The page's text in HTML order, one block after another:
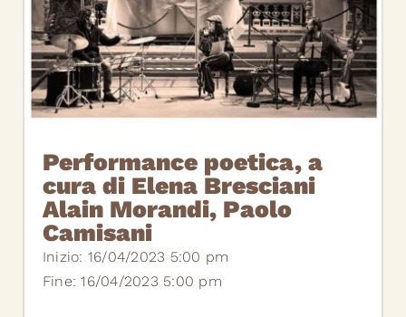
Performance poetica, a
cura di Elena Bresciani
Alain Morandi, Paolo
Camisani
Inizio: 16/04/2023 5:00 pm
Fine: 16/04/2023 5:00 pm